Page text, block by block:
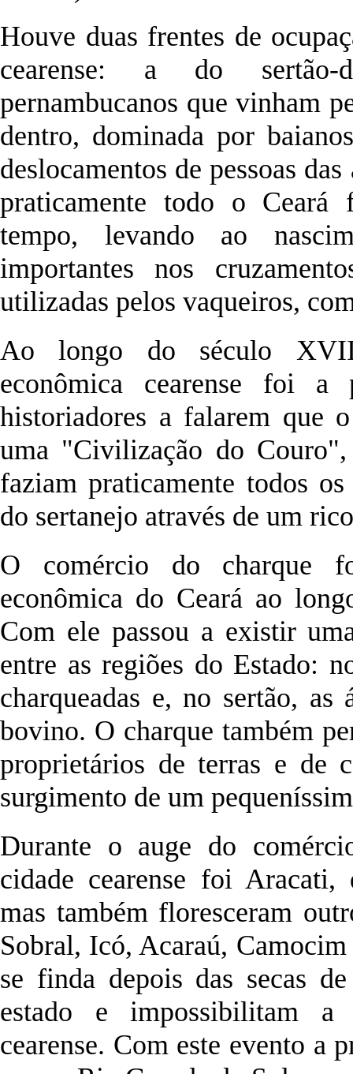
Houve duas frentes de
cearense: a do sertão-
pernambucanos que vinham
dentro, dominada por
deslocamentos de pessoas
praticamente todo o
tempo, levando ao
importantes nos
utilizadas pelos vaqueiros,
Ao longo do século
econômica cearense foi a
historiadores a falarem que
uma "Civilização do
faziam praticamente todos
do sertanejo através de um
O comércio do charque
econômica do Ceará ao
Com ele passou a existir
entre as regiões do Estado:
charqueadas e, no sertão, as
bovino. O charque também
proprietários de terras e de
surgimento de um
Durante o auge do
cidade cearense foi Aracati,
mas também floresceram
Sobral, Icó, Acaraú,
se finda depois das secas
estado e impossibilitam a
cearense. Com este evento a